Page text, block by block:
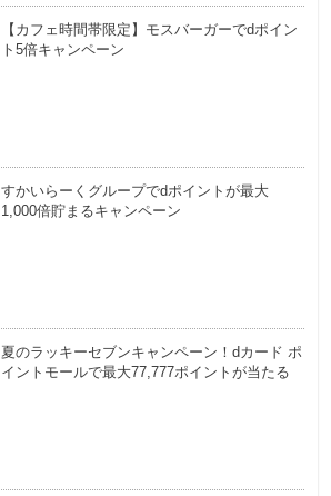
【カフェ時間帯限定】モスバーガーでdポイン
ト5倍キャンペーン
すかいらーくグループでdポイントが最大
1,000倍貯まるキャンペーン
夏のラッキーセブンキャンペーン！dカード ポ
イントモールで最大77,777ポイントが当たる